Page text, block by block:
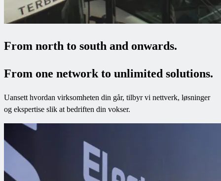
From north to south and onwards.
From one network to unlimited solutions.
Uansett hvordan virksomheten din går, tilbyr vi nettverk, løsninger
og ekspertise slik at bedriften din vokser.